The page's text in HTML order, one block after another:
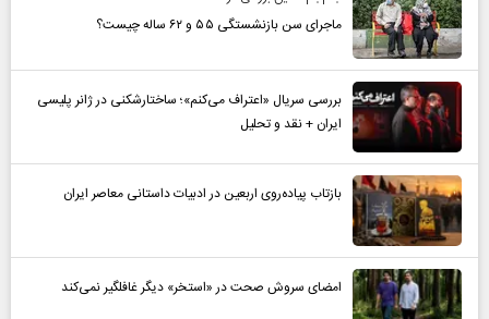
ماجرای سن بازنشستگی ۵۵ و ۶۲ ساله چیست؟
بررسی سریال «اعتراف می‌کنم»؛ ساختارشکنی در ژانر پلیسی
ایران + نقد و تحلیل
بازتاب پیاده‌روی اربعین در ادبیات داستانی معاصر ایران
امضای سروش صحت در «استخر» دیگر غافلگیر نمی‌کند